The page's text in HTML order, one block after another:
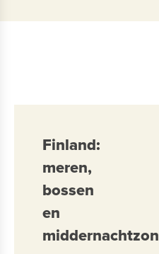
Finland:
meren,
bossen
en
middernachtzon